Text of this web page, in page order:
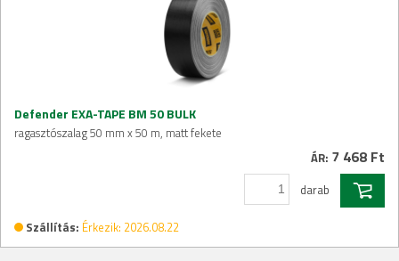
Defender EXA-TAPE BM 50 BULK
ragasztószalag 50 mm x 50 m, matt fekete
ÁR: 7 468 Ft
darab
Szállítás: Érkezik: 2026.08.22